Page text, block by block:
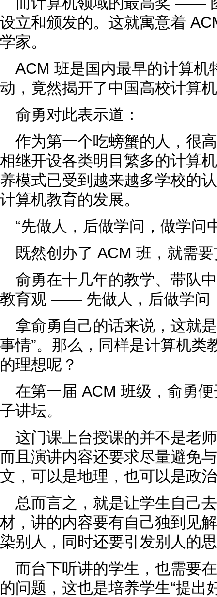
设立和颁发的。这就寓意着
学家。
ACM 班是国内最早的计算机
动，竟然揭开了中国高校计算
俞勇对此表示道：
作为第一个吃螃蟹的人，很
相继开设各类明目繁多的计算
养模式已受到越来越多学校的
计算机教育的发展。
“先做人，后做学问，做学问
既然创办了 ACM 班，就需
俞勇在十几年的教学、带队
教育观 —— 先做人，后做学问
拿俞勇自己的话来说，这就
事情”。那么，同样是计算机类
的理想呢？
在第一届 ACM 班级，俞勇
子讲坛。
这门课上台授课的并不是老
而且演讲内容还要求尽量避免
文，可以是地理，也可以是政
总而言之，就是让学生自己
材，讲的内容要有自己独到见
染别人，同时还要引发别人的
而台下听讲的学生，也需要
的问题，这也是培养学生“提出